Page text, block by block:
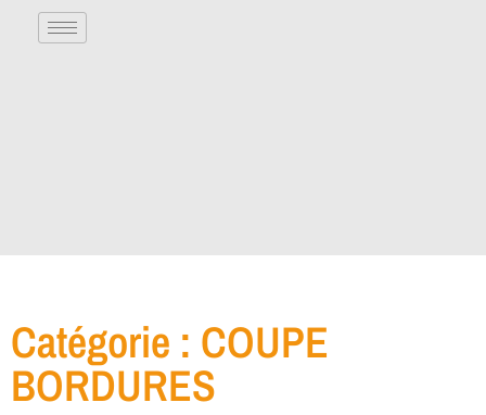
Catégorie : COUPE
BORDURES